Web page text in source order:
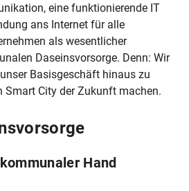
eine funktionierende IT
ans Internet für alle
als wesentlicher
Daseinsvorsorge. Denn: Wir
Basisgeschäft hinaus zu
Smart City der Zukunft machen.
Hand